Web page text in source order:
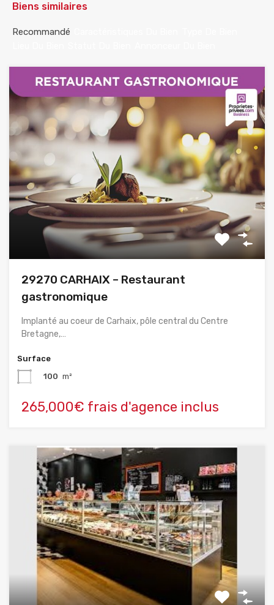
Biens similaires
Recommandé
29270 CARHAIX – Restaurant
gastronomique
Implanté au coeur de Carhaix, pôle central du Centre
Bretagne,…
Surface
100 m²
265,000€ frais d'agence inclus